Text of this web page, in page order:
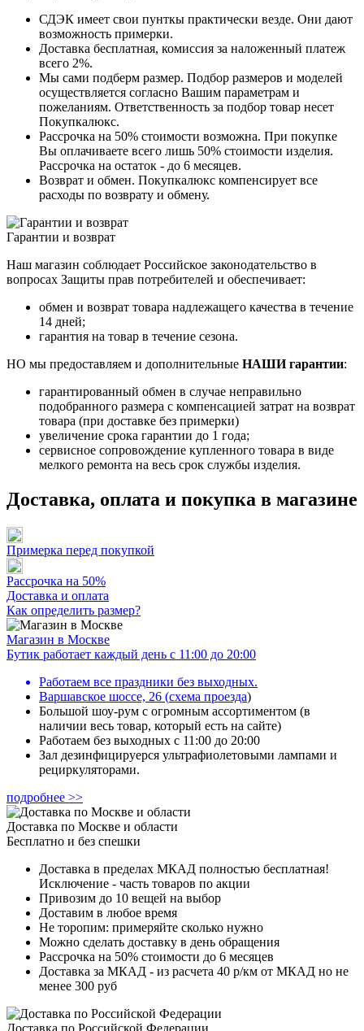
СДЭК имеет свои пунткы практически везде. Они дают
возможность примерки.
Доставка бесплатная, комиссия за наложенный платеж
всего 2%.
Мы сами подберм размер. Подбор размеров и моделей
осуществляется согласно Вашим параметрам и
пожеланиям. Ответственность за подбор товар несет
Покупкалюкс.
Рассрочка на 50% стоимости возможна. При покупке
Вы оплачиваете всего лишь 50% стоимости изделия.
Рассрочка на остаток - до 6 месяцев.
Возврат и обмен. Покупкалюкс компенсирует все
расходы по возврату и обмену.
Гарантии и возврат
Наш магазин соблюдает Российское законодательство в
вопросах Защиты прав потребителей и обеспечивает:
обмен и возврат товара надлежащего качества в течение
14 дней;
гарантия на товар в течение сезона.
НО мы предоставляем и дополнительные НАШИ гарантии:
гарантированный обмен в случае неправильно
подобранного размера с компенсацией затрат на возврат
товара (при доставке без примерки)
увеличение срока гарантии до 1 года;
сервисное сопровождение купленного товара в виде
мелкого ремонта на весь срок службы изделия.
Доставка, оплата и покупка в магазине
Примерка перед покупкой
Рассрочка на 50%
Доставка и оплата
Как определить размер?
Магазин в Москве
Бутик работает каждый день с 11:00 до 20:00
Работаем все праздники без выходных.
Варшавское шоссе, 26 (схема проезда)
Большой шоу-рум с огромным ассортиментом (в
наличии весь товар, который есть на сайте)
Работаем без выходных с 11:00 до 20:00
Зал дезинфицируерся ультрафиолетовыми лампами и
рециркуляторами.
подробнее >>
Доставка по Москве и области
Бесплатно и без спешки
Доставка в пределах МКАД полностью бесплатная!
Исключение - часть товаров по акции
Привозим до 10 вещей на выбор
Доставим в любое время
Не торопим: примеряйте сколько нужно
Можно сделать доставку в день обращения
Рассрочка на 50% стоимости до 6 месяцев
Доставка за МКАД - из расчета 40 р/км от МКАД но не
менее 300 руб
Доставка по Российской Федерации